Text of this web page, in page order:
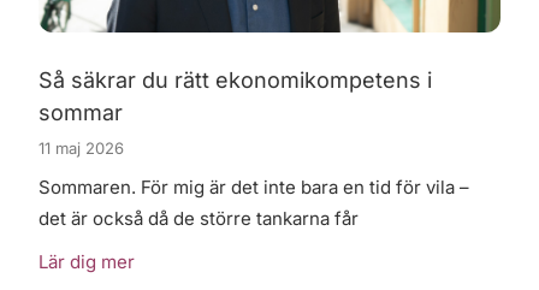
Så säkrar du rätt ekonomikompetens i
sommar
11 maj 2026
Sommaren. För mig är det inte bara en tid för vila –
det är också då de större tankarna får
Lär dig mer